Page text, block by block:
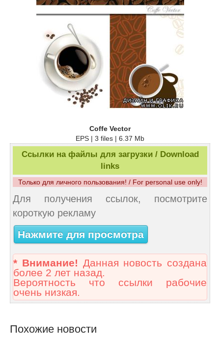
Coffe Vector
EPS | 3 files | 6.37 Mb
Ссылки на файлы для загрузки / Download
links
Только для личного пользования! / For personal use only!
Для получения ссылок, посмотрите
короткую рекламу
Нажмите для просмотра
* Внимание! Данная новость создана
более 2 лет назад.
Вероятность что ссылки рабочие
очень низкая.
Похожие новости